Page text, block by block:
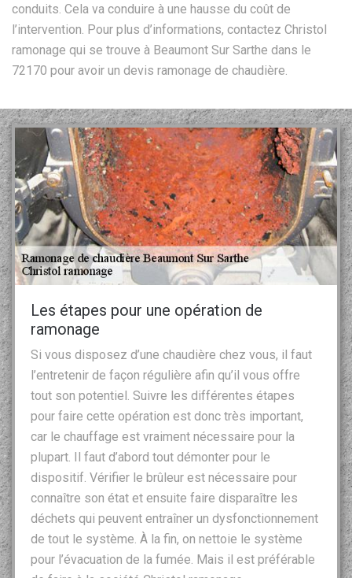
conduits. Cela va conduire à une hausse du coût de
l’intervention. Pour plus d’informations, contactez Christol
ramonage qui se trouve à Beaumont Sur Sarthe dans le
72170 pour avoir un devis ramonage de chaudière.
Les étapes pour une opération de
ramonage
Si vous disposez d’une chaudière chez vous, il faut
l’entretenir de façon régulière afin qu’il vous offre
tout son potentiel. Suivre les différentes étapes
pour faire cette opération est donc très important,
car le chauffage est vraiment nécessaire pour la
plupart. Il faut d’abord tout démonter pour le
dispositif. Vérifier le brûleur est nécessaire pour
connaître son état et ensuite faire disparaître les
déchets qui peuvent entraîner un dysfonctionnement
de tout le système. À la fin, on nettoie le système
pour l’évacuation de la fumée. Mais il est préférable